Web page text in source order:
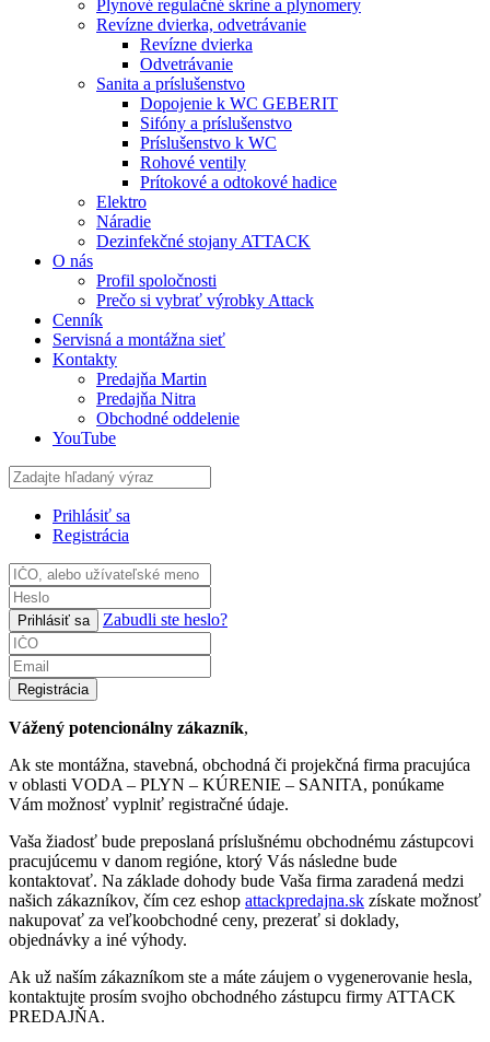
Plynové regulačné skrine a plynomery
Revízne dvierka, odvetrávanie
Revízne dvierka
Odvetrávanie
Sanita a príslušenstvo
Dopojenie k WC GEBERIT
Sifóny a príslušenstvo
Príslušenstvo k WC
Rohové ventily
Prítokové a odtokové hadice
Elektro
Náradie
Dezinfekčné stojany ATTACK
O nás
Profil spoločnosti
Prečo si vybrať výrobky Attack
Cenník
Servisná a montážna sieť
Kontakty
Predajňa Martin
Predajňa Nitra
Obchodné oddelenie
YouTube
Prihlásiť sa
Registrácia
Prihlásiť sa Zabudli ste heslo?
Registrácia
Vážený potencionálny zákazník,
Ak ste montážna, stavebná, obchodná či projekčná firma pracujúca
v oblasti VODA – PLYN – KÚRENIE – SANITA, ponúkame
Vám možnosť vyplniť registračné údaje.
Vaša žiadosť bude preposlaná príslušnému obchodnému zástupcovi
pracujúcemu v danom regióne, ktorý Vás následne bude
kontaktovať. Na základe dohody bude Vaša firma zaradená medzi
našich zákazníkov, čím cez eshop attackpredajna.sk získate možnosť
nakupovať za veľkoobchodné ceny, prezerať si doklady,
objednávky a iné výhody.
Ak už naším zákazníkom ste a máte záujem o vygenerovanie hesla,
kontaktujte prosím svojho obchodného zástupcu firmy ATTACK
PREDAJŇA.